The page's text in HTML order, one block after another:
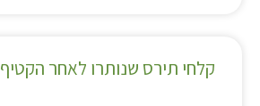
קלחי תירס שנותרו לאחר הקטיף